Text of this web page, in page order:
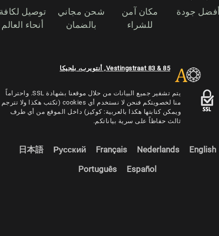
توصيل
أنحاء العالم
شحن مجاني
بالضمان
مكان آمن
للشراء
جودة
Vestingstraat 83 & 85, أنتويرب، بلجيكا
يتم تشفير جميع البيانات من حلال موقعنا بشهادة SSL. واحتراماً
منا لخصويتكم فنحن لا نستخدم أي cookies (تكتب هكذا ولا تترجم
ويمكن كتابتها هكذا بالعربية: كوكيز) داخل الموقع من أي طرف
ثالث حفاظاً على سرية بياناتكم.
English
Nederlands
Français
Русский
日本語
Español
Português